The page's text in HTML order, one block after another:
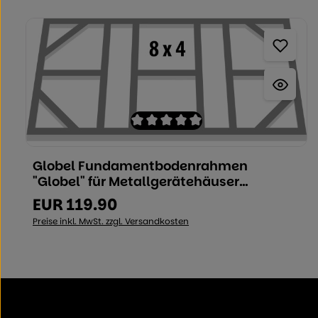
Produktgalerie überspringen
Durchschnittliche Bewertung von 0
Produkt Anzahl: Geben Sie den
Globel Fundamentbodenrahmen
"Globel" für Metallgerätehäuser
Regulärer Preis:
EUR 119.90
Preise inkl. MwSt. zzgl. Versandkosten